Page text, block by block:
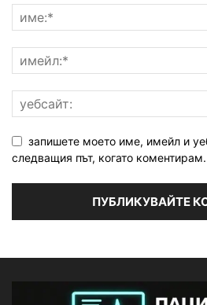
запишете моето име, имейл и
следващия път, когато коментирам.